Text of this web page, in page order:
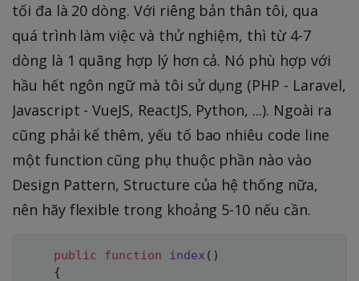
tối đa là 20 dòng. Với riêng bản thân tôi, qua
quá trình làm việc và thử nghiệm, thì từ 4-7
dòng là 1 quãng hợp lý hơn cả. Nó phù hợp với
hầu hết ngôn ngữ mà tôi sử dụng (PHP - Laravel,
Javascript - VueJS, ReactJS, Python, ...). Ngoài ra
cũng phải kể thêm, yếu tố bao nhiêu code line
một function cũng phụ thuộc phần nào vào
Design Pattern, Structure của hệ thống nữa,
nên hãy flexible trong khoảng 5-10 nếu cần.
public function index ( )
{